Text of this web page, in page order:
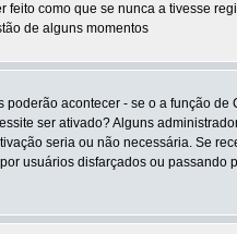
como que se nunca a tivesse
de alguns momentos
acontecer - se o a função de
ser ativado? Alguns
seria ou não necessária. Se
usuários disfarçados ou